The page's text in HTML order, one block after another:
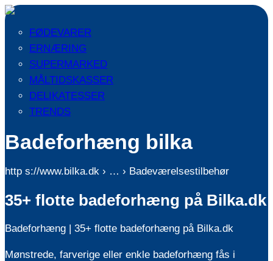
FØDEVARER
ERNÆRING
SUPERMARKED
MÅLTIDSKASSER
DELIKATESSER
TRENDS
Badeforhæng bilka
http s://www.bilka.dk › … › Badeværelsestilbehør
35+ flotte badeforhæng på Bilka.dk
Badeforhæng | 35+ flotte badeforhæng på Bilka.dk
Mønstrede, farverige eller enkle badeforhæng fås i